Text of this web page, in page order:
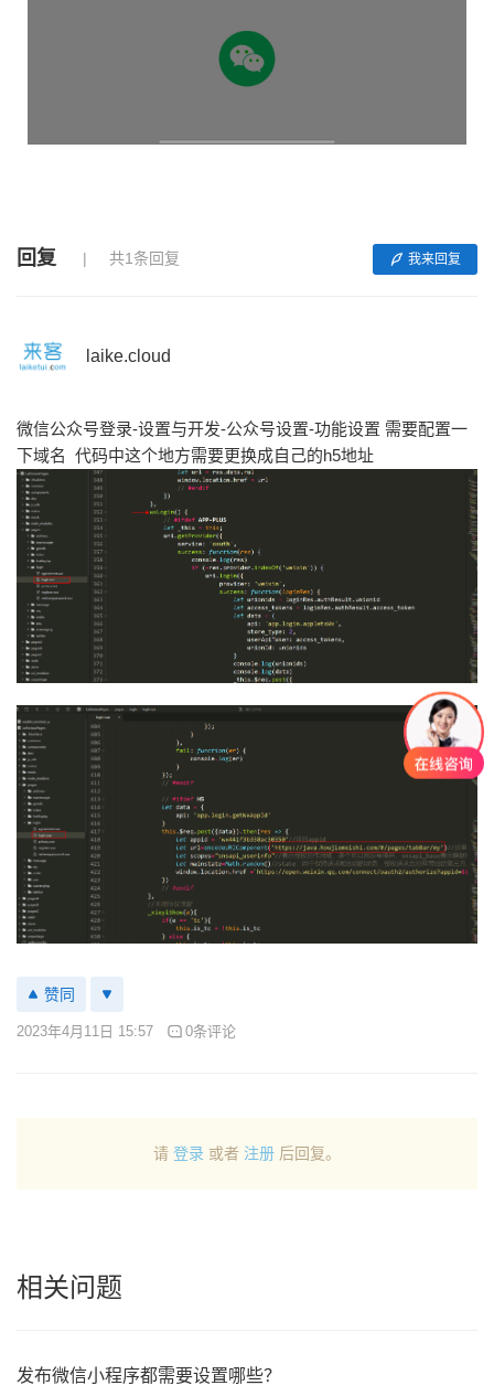
回复 共1条回复 我来回复
laike.cloud
微信公众号登录-设置与开发-公众号设置-功能设置 需要配置一
下域名 代码中这个地方需要更换成自己的h5地址
赞同
2023年4月11日 15:57 0条评论
请 登录 或者 注册 后回复。
相关问题
发布微信小程序都需要设置哪些？